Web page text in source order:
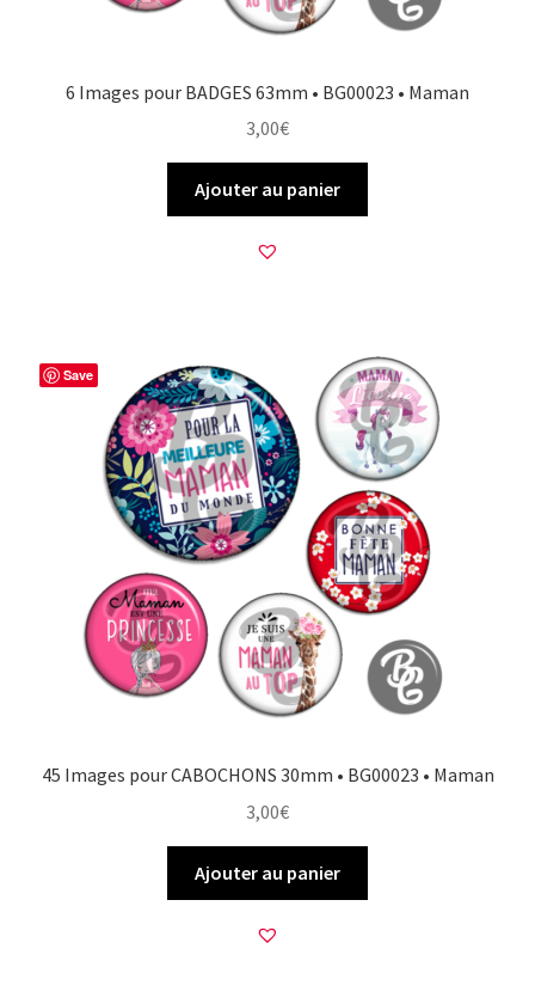
6 Images pour BADGES 63mm • BG00023 • Maman
3,00€
Ajouter au panier
Save
45 Images pour CABOCHONS 30mm • BG00023 • Maman
3,00€
Ajouter au panier